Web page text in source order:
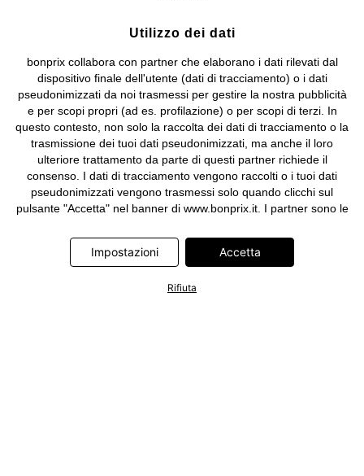
Utilizzo dei dati
bonprix collabora con partner che elaborano i dati rilevati dal
dispositivo finale dell'utente (dati di tracciamento) o i dati
pseudonimizzati da noi trasmessi per gestire la nostra pubblicità
e per scopi propri (ad es. profilazione) o per scopi di terzi. In
questo contesto, non solo la raccolta dei dati di tracciamento o la
trasmissione dei tuoi dati pseudonimizzati, ma anche il loro
ulteriore trattamento da parte di questi partner richiede il
consenso. I dati di tracciamento vengono raccolti o i tuoi dati
pseudonimizzati vengono trasmessi solo quando clicchi sul
pulsante "Accetta" nel banner di www.bonprix.it. I partner sono le
Limited, Hurra Communications GmbH, ID5 Technology Ltd,
Meta Platforms Ireland Limited, Microsoft Ireland Operations
Information Technologies UK Limited. Ulteriori informazioni sul
Impostazioni Accetta
Rifiuta